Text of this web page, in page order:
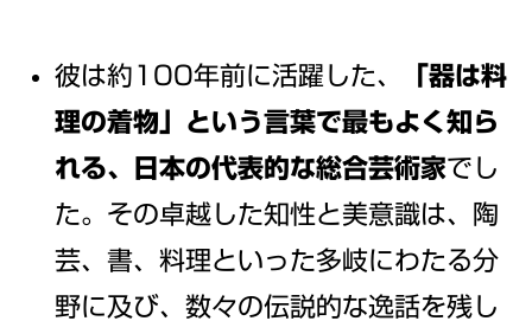
彼は約100年前に活躍した、
「器は料
理の着物」 という言葉で最もよく知ら
れる、日本の代表的な総合芸術家でし
た。その卓越した知性と美意識は、陶
芸、書、料理といった多岐にわたる分
野に及び、数々の伝説的な逸話を残し